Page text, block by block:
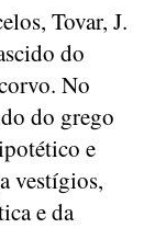
Tovar, J.
do
No
do grego
e
vestígios,
e da